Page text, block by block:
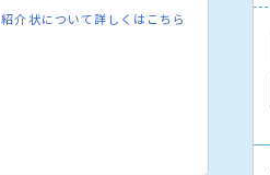
紹介状について詳しくはこちら